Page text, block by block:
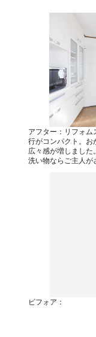
アフター：リフォム
行がコンパクト。お
広々感が増しまし
洗い物ならご主人が
ビフォア：